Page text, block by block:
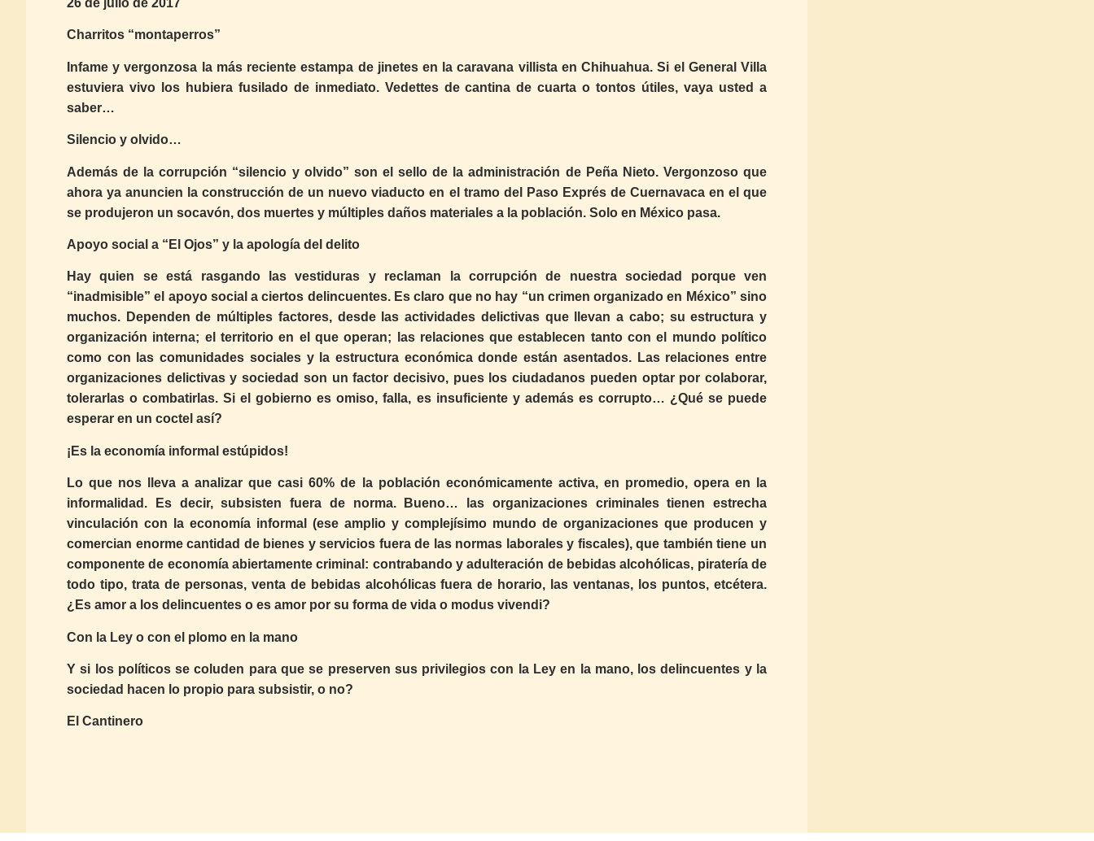
26 de julio de 2017
Charritos “montaperros”
Infame y vergonzosa la más reciente estampa de jinetes en la caravana villista en Chihuahua. Si el General Villa
estuviera vivo los hubiera fusilado de inmediato. Vedettes de cantina de cuarta o tontos útiles, vaya usted a
saber…
Silencio y olvido…
Además de la corrupción “silencio y olvido” son el sello de la administración de Peña Nieto. Vergonzoso que
ahora ya anuncien la construcción de un nuevo viaducto en el tramo del Paso Exprés de Cuernavaca en el que
se produjeron un socavón, dos muertes y múltiples daños materiales a la población. Solo en México pasa.
Apoyo social a “El Ojos” y la apología del delito
Hay quien se está rasgando las vestiduras y reclaman la corrupción de nuestra sociedad porque ven
“inadmisible” el apoyo social a ciertos delincuentes. Es claro que no hay “un crimen organizado en México” sino
muchos. Dependen de múltiples factores, desde las actividades delictivas que llevan a cabo; su estructura y
organización interna; el territorio en el que operan; las relaciones que establecen tanto con el mundo político
como con las comunidades sociales y la estructura económica donde están asentados. Las relaciones entre
organizaciones delictivas y sociedad son un factor decisivo, pues los ciudadanos pueden optar por colaborar,
tolerarlas o combatirlas. Si el gobierno es omiso, falla, es insuficiente y además es corrupto… ¿Qué se puede
esperar en un coctel así?
¡Es la economía informal estúpidos!
Lo que nos lleva a analizar que casi 60% de la población económicamente activa, en promedio, opera en la
informalidad. Es decir, subsisten fuera de norma. Bueno… las organizaciones criminales tienen estrecha
vinculación con la economía informal (ese amplio y complejísimo mundo de organizaciones que producen y
comercian enorme cantidad de bienes y servicios fuera de las normas laborales y fiscales), que también tiene un
componente de economía abiertamente criminal: contrabando y adulteración de bebidas alcohólicas, piratería de
todo tipo, trata de personas, venta de bebidas alcohólicas fuera de horario, las ventanas, los puntos, etcétera.
¿Es amor a los delincuentes o es amor por su forma de vida o modus vivendi?
Con la Ley o con el plomo en la mano
Y si los políticos se coluden para que se preserven sus privilegios con la Ley en la mano, los delincuentes y la
sociedad hacen lo propio para subsistir, o no?
El Cantinero